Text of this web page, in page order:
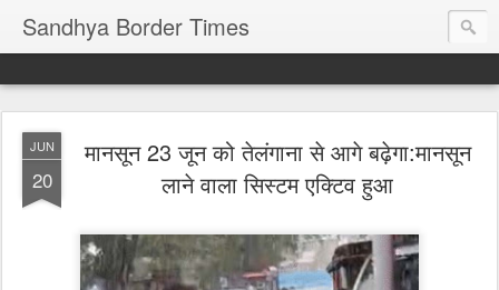
Sandhya Border Times
JUN
20
मानसून 23 जून को तेलंगाना से आगे बढ़ेगा:मानसून
लाने वाला सिस्टम एक्टिव हुआ